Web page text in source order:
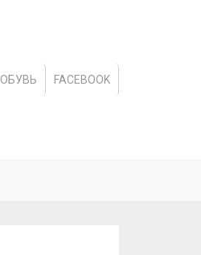
ОБУВЬ FACEBOOK